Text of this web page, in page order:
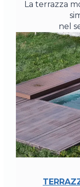
La terrazza
nel